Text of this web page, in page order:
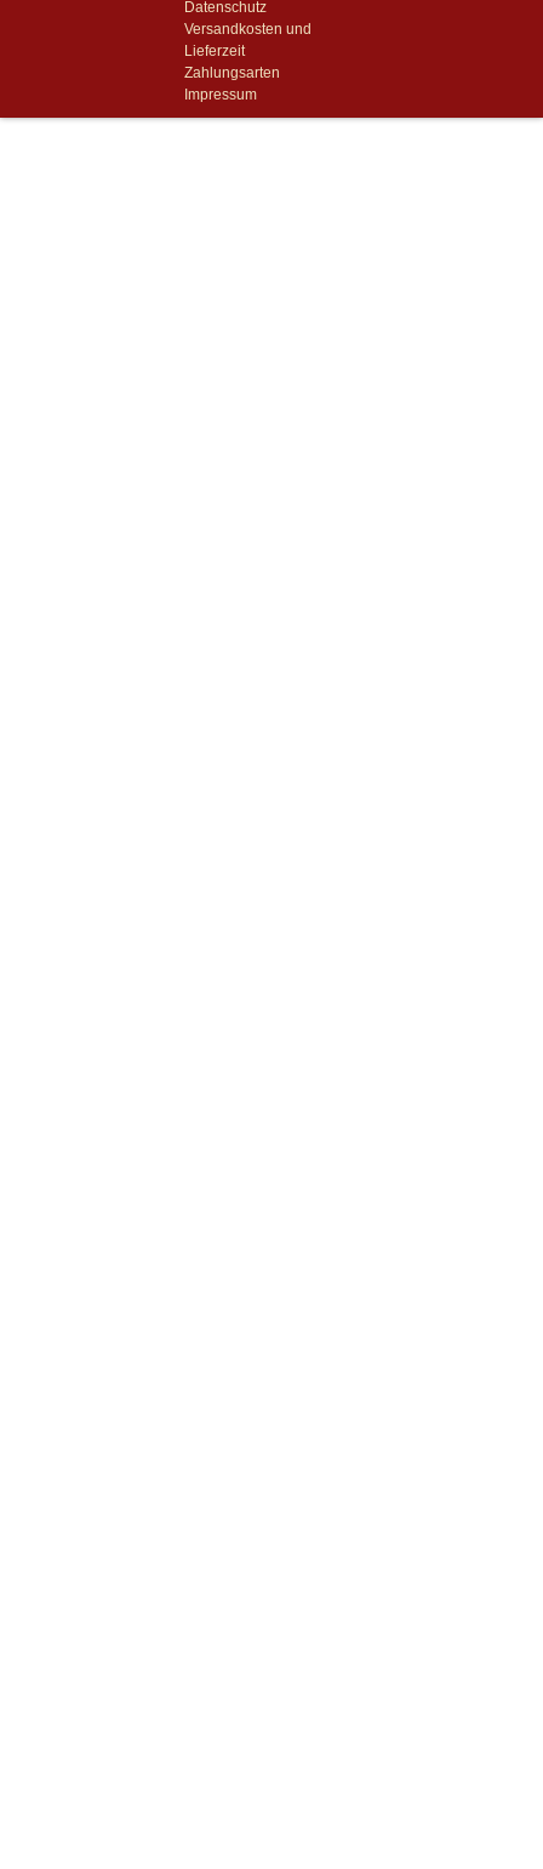
Datenschutz
Versandkosten und
Lieferzeit
Zahlungsarten
Impressum